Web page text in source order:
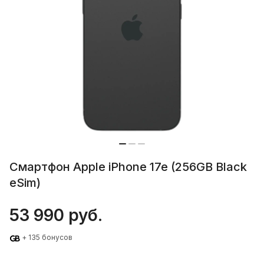
Смартфон Apple iPhone 17e (256GB Black
eSim)
53 990 руб.
+ 135 бонусов